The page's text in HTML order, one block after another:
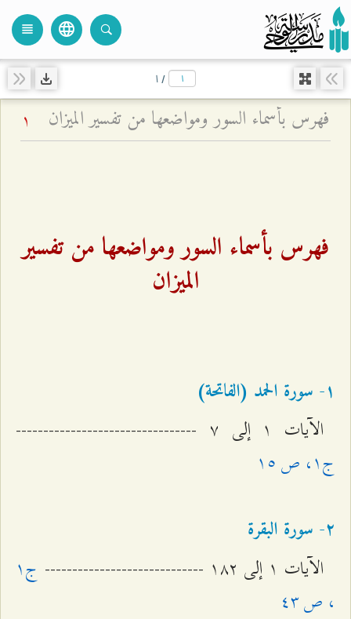
language
view_headline
/۱
فهرس بأسماء السور ومواضعها من تفسير الميزان 1
فهرس بأسماء السور ومواضعها من تفسير
الميزان
۱- سورة الحمد (الفاتحة)
الآيات ۱ إلى ۷ ---------------------------------
ج۱، ص ۱٥
٢- سورة البقرة
الآيات ۱ إلى ۱۸٢ -----------------------------
ج۱
، ص ٤٣